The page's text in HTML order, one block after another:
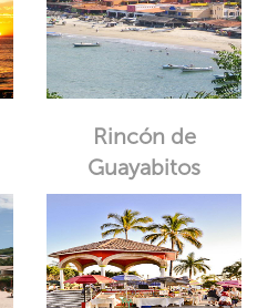
Rincón de
Guayabitos